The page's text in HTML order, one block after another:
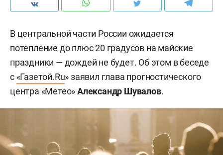
В центральной части России ожидается
потепление до плюс 20 градусов на майские
праздники — дождей не будет. Об этом в беседе
с «Газетой.Ru» заявил глава прогностического
центра «Метео»Александр Шувалов.